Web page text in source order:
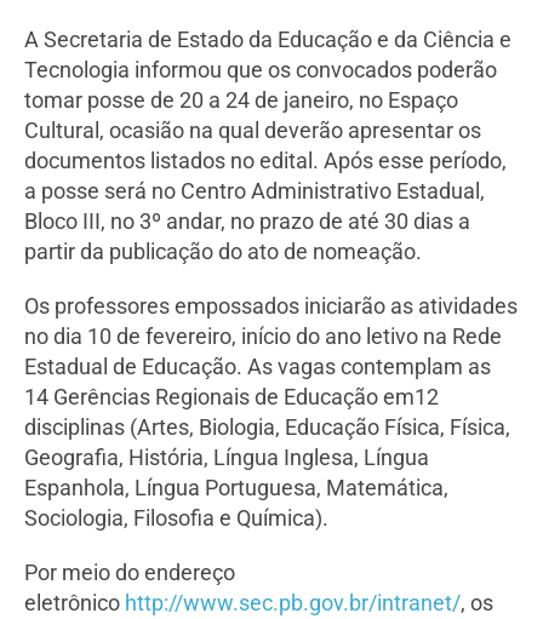
A Secretaria de Estado da Educação e da Ciência e
Tecnologia informou que os convocados poderão
tomar posse de 20 a 24 de janeiro, no Espaço
Cultural, ocasião na qual deverão apresentar os
documentos listados no edital. Após esse período,
a posse será no Centro Administrativo Estadual,
Bloco III, no 3º andar, no prazo de até 30 dias a
partir da publicação do ato de nomeação.
Os professores empossados iniciarão as atividades
no dia 10 de fevereiro, início do ano letivo na Rede
Estadual de Educação. As vagas contemplam as
14 Gerências Regionais de Educação em12
disciplinas (Artes, Biologia, Educação Física, Física,
Geografia, História, Língua Inglesa, Língua
Espanhola, Língua Portuguesa, Matemática,
Sociologia, Filosofia e Química).
Por meio do endereço
eletrônico http://www.sec.pb.gov.br/intranet/, os